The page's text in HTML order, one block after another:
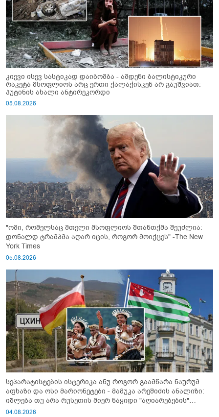
კიევი ისევ სასტიკად დაიბომბა - ამდენი ბალისტიკური
რაკეტა მსოფლიოს არც ერთი ქალაქისკენ არ გაუშვიათ:
პუტინის ახალი ანტირეკორდი
05.08.2026
"ომი, რომელსაც მთელი მსოფლიოს შთანთქმა შეუძლია:
დონალდ ტრამპმა აღარ იცის, როგორ მოიქცეს" -The New
York Times
05.08.2026
სეპარატისტების ისტერიკა ანუ როგორ გაამწარა ნაურუმ
აფხაზი და ოსი მარიონეტები - მამუკა არეშიძის ანალიზი:
იშლება თუ არა რუსეთის მიერ ნაყიდი "აღიარებების"
სისტემა?!
04.08.2026